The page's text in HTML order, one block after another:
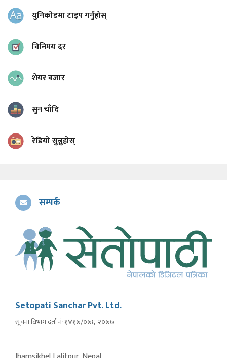
युनिकोडमा टाइप गर्नुहोस्
विनिमय दर
शेयर बजार
सुन चाँदि
रेडियो सुन्नुहोस्
सम्पर्क
Setopati Sanchar Pvt. Ltd.
सूचना विभाग दर्ता नंः १४१७/०७६-२०७७